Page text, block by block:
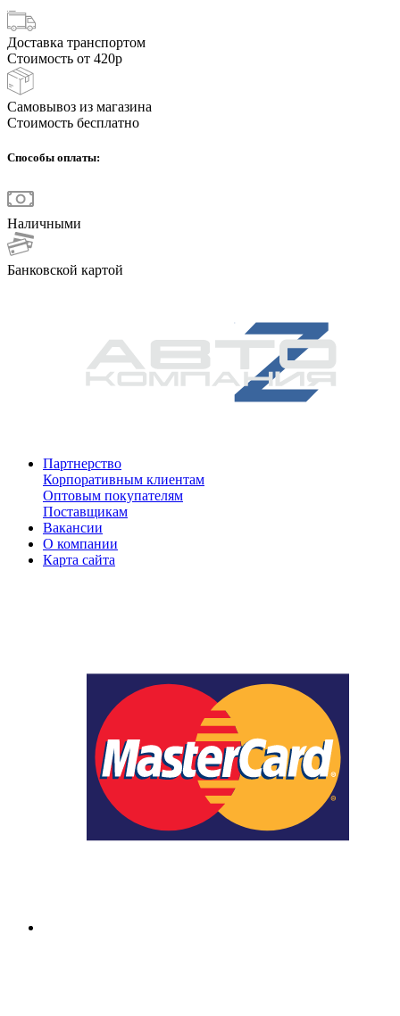
Доставка транспортом
Стоимость от 420р
Самовывоз из магазина
Стоимость бесплатно
Способы оплаты:
Наличными
Банковской картой
Партнерство
Корпоративным клиентам
Оптовым покупателям
Поставщикам
Вакансии
О компании
Карта сайта